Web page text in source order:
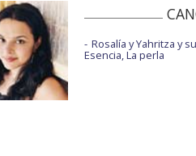
Rosalía y Yahritza y su
Esencia, La perla